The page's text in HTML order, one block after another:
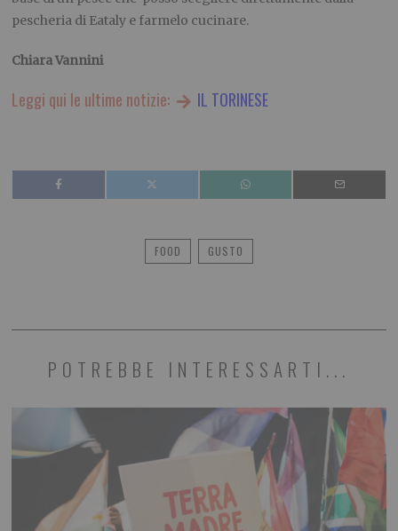
pescheria di Eataly e farmelo cucinare.
Chiara Vannini
Leggi qui le ultime notizie: IL TORINESE
FOOD GUSTO
POTREBBE INTERESSARTI...